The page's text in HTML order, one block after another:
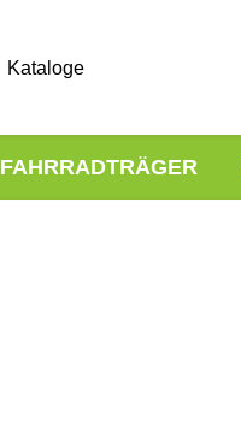
Kataloge
FAHRRADTRÄGER